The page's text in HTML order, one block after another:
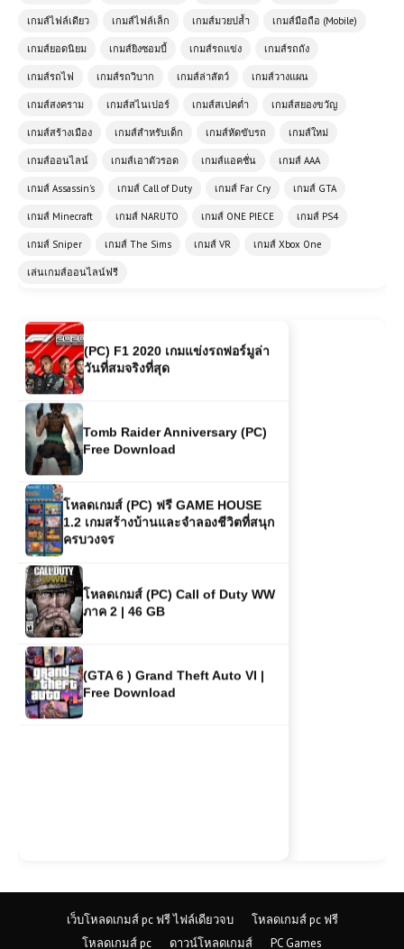
เกมส์ไฟล์เดียว เกมส์ไฟล์เล็ก เกมส์มวยปล้ำ เกมส์มือถือ (Mobile)
เกมส์ยอดนิยม เกมส์ยิงซอมบี้ เกมส์รถแข่ง เกมส์รถถัง
เกมส์รถไฟ เกมส์รถวิบาก เกมส์ล่าสัตว์ เกมส์วางแผน
เกมส์สงคราม เกมส์สไนเปอร์ เกมส์สเปคต่ำ เกมส์สยองขวัญ
เกมส์สร้างเมือง เกมส์สำหรับเด็ก เกมส์หัดขับรถ เกมส์ใหม่
เกมส์ออนไลน์ เกมส์เอาตัวรอด เกมส์แอคชั่น เกมส์ AAA
เกมส์ Assassin's เกมส์ Call of Duty เกมส์ Far Cry เกมส์ GTA
เกมส์ Minecraft เกมส์ NARUTO เกมส์ ONE PIECE เกมส์ PS4
เกมส์ Sniper เกมส์ The Sims เกมส์ VR เกมส์ Xbox One
เล่นเกมส์ออนไลน์ฟรี
โหลดเกมส์ (PC) Total War:
เมือง | 38.4 GB
โหลดเกมส์ (PC) Naruto Shippuden
เล่นเกมส์ออนไลน์ฟรี Storm City
(PC) F1 2020 เกมแข่งรถฟอร์มูล่า
วันที่สมจริงที่สุด
Tomb Raider Anniversary (PC)
Free Download
โหลดเกมส์ (PC) ฟรี GAME HOUSE
1.2 เกมสร้างบ้านและจำลองชีวิตที่สนุก
ครบวงจร
โหลดเกมส์ (PC) Call of Duty WW
ภาค 2 | 46 GB
(GTA 6 ) Grand Theft Auto VI |
Free Download
เว็บโหลดเกมส์ pc ฟรี ไฟล์เดียวจบ
โหลดเกมส์ pc ฟรี
โหลดเกมส์ pc
ดาวน์โหลดเกมส์ PC Games